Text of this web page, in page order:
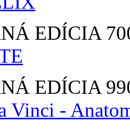
EDÍCIA
EDÍCIA
Vinci -